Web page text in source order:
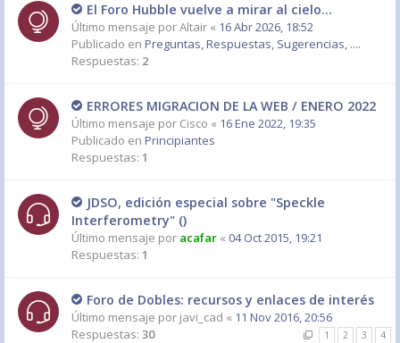
El Foro Hubble vuelve a mirar al cielo...
Último mensaje porAltair « 16 Abr 2026, 18:52
Publicado en Preguntas, Respuestas, Sugerencias, ....
Respuestas: 2
ERRORES MIGRACION DE LA WEB / ENERO 2022
Último mensaje por Cisco « 16 Ene 2022, 19:35
Publicado en Principiantes
Respuestas: 1
JDSO, edición especial sobre "Speckle
Interferometry" ()
Último mensaje por acafar « 04 Oct 2015, 19:21
Respuestas: 1
Foro de Dobles: recursos y enlaces de interés
Último mensaje por javi_cad « 11 Nov 2016, 20:56
Respuestas: 30 1 2 3 4